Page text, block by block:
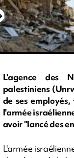
L'agence des
palestiniens
de ses
l'armée
avoir "lancé des
L'armée